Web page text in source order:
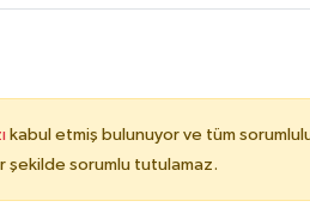
kabul etmiş bulunuyor ve tüm
şekilde sorumlu tutulamaz.